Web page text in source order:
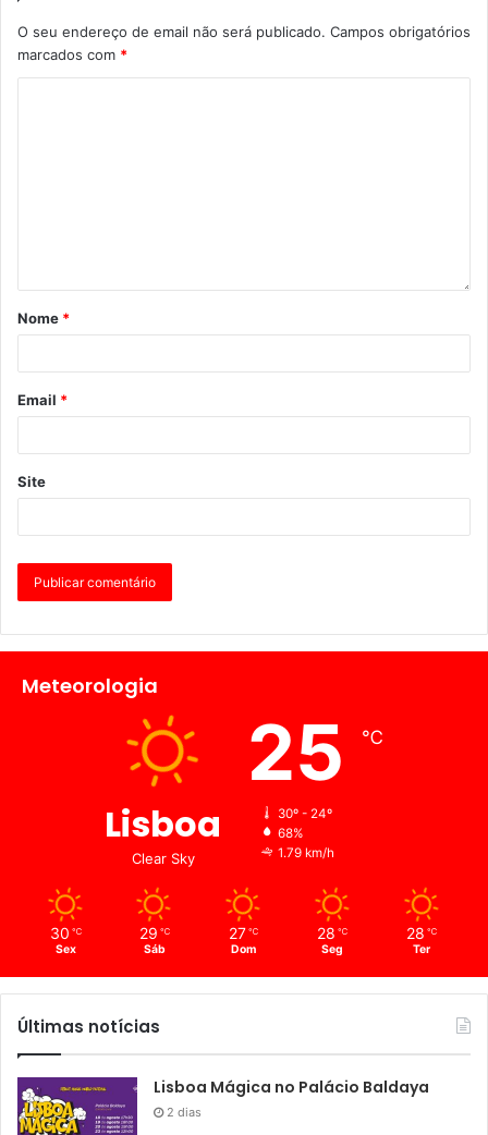
O seu endereço de email não será publicado. Campos obrigatórios
marcados com *
Nome *
Email *
Site
Meteorologia
Lisboa
Clear Sky
25 ℃
30º - 24º
68%
1.79 km/h
30 ℃
Sex
29 ℃
Sáb
27 ℃
Dom
28 ℃
Seg
28 ℃
Ter
Últimas notícias
Lisboa Mágica no Palácio Baldaya
2 dias